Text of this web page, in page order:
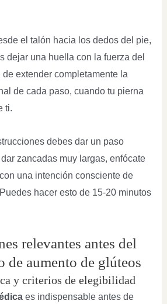
el talón hacia los dedos del pie,
dejar una huella con la fuerza del
extender completamente la
de cada paso, cuando tu pierna
ti.
debes dar un paso
zancadas muy largas, enfócate
una intención consciente de
hacer esto de 15-20 minutos
relevantes antes del
de aumento de glúteos
y criterios de elegibilidad
es indispensable antes de